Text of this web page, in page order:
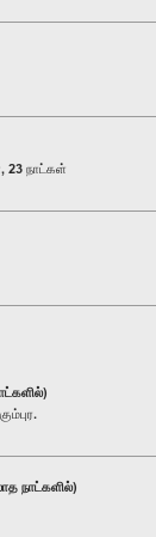
நாட்கள்
நாட்களில்)